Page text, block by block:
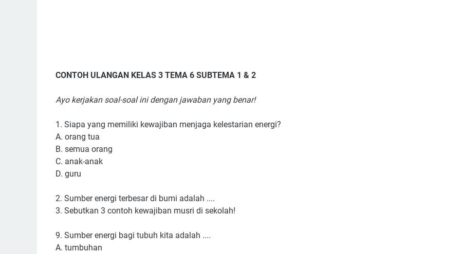
CONTOH ULANGAN KELAS 3 TEMA 6 SUBTEMA 1 & 2
Ayo kerjakan soal-soal ini dengan jawaban yang benar!
1. Siapa yang memiliki kewajiban menjaga kelestarian energi?
A. orang tua
B. semua orang
C. anak-anak
D. guru
2. Sumber energi terbesar di bumi adalah ....
3. Sebutkan 3 contoh kewajiban musri di sekolah!
9. Sumber energi bagi tubuh kita adalah ....
A. tumbuhan